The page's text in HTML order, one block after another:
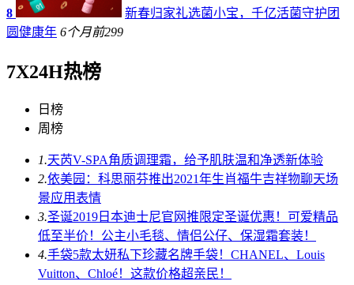
8
新春归家礼选菌小宝，千亿活菌守护团
圆健康年 6个月前299
7X24H热榜
日榜
周榜
1.天芮V-SPA角质调理霜，给予肌肤温和净透新体验
2.依美园：科思丽芬推出2021年生肖福牛吉祥物聊天场
景应用表情
3.圣诞2019日本迪士尼官网推限定圣诞优惠！可爱精品
低至半价！公主小毛毯、情侣公仔、保湿霜套装！
4.手袋5款太妍私下珍藏名牌手袋！CHANEL、Louis
Vuitton、Chloé！这款价格超亲民！